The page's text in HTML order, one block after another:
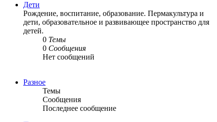
Дети
Рождение, воспитание, образование. Пермакультура и
дети, образовательное и развивающее пространство для
детей.
0 Темы
0 Сообщения
Нет сообщений
Разное
Темы
Сообщения
Последнее сообщение